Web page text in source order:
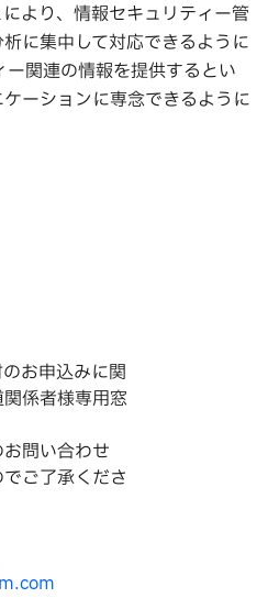
より、情報セキュリティー管
に集中して対応できるように
関連の情報を提供するとい
ーションに専念できるように
お申込みに関
係者様専用窓
問い合わせ
ご了承くださ